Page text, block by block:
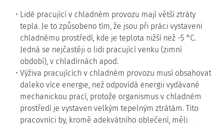
Lidé pracující v chladném provozu mají větší ztráty
tepla. Je to způsobeno tím, že jsou při práci vystaveni
chladnému prostředí, kde je teplota nižší než -5 °C.
Jedná se nejčastěji o lidi pracující venku (zimní
období), v chladírnách apod.
Výživa pracujících v chladném provozu musí obsahovat
daleko více energie, než odpovídá energii vydávané
mechanickou prací, protože organismus v chladném
prostředí je vystaven velkým tepelným ztrátám. Tito
pracovníci by, kromě adekvátního oblečení, měli